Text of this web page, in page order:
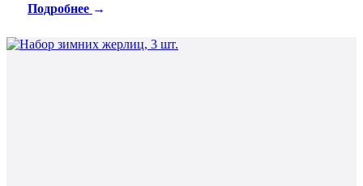
Подробнее →